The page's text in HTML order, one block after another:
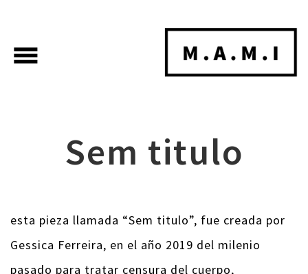
menu
Sem titulo
esta pieza llamada “Sem titulo”, fue creada por
Gessica Ferreira, en el año 2019 del milenio
pasado para tratar censura del cuerpo,